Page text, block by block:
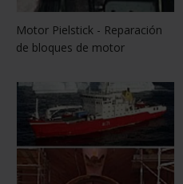
Motor Pielstick - Reparación
de bloques de motor